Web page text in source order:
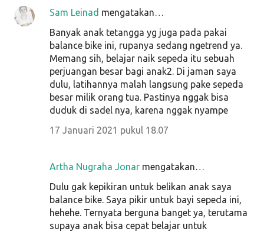
Sam Leinad mengatakan…
Banyak anak tetangga yg juga pada pakai
balance bike ini, rupanya sedang ngetrend ya.
Memang sih, belajar naik sepeda itu sebuah
perjuangan besar bagi anak2. Di jaman saya
dulu, latihannya malah langsung pake sepeda
besar milik orang tua. Pastinya nggak bisa
duduk di sadel nya, karena nggak nyampe
17 Januari 2021 pukul 18.07
Artha Nugraha Jonar mengatakan…
Dulu gak kepikiran untuk belikan anak saya
balance bike. Saya pikir untuk bayi sepeda ini,
hehehe. Ternyata berguna banget ya, terutama
supaya anak bisa cepat belajar untuk